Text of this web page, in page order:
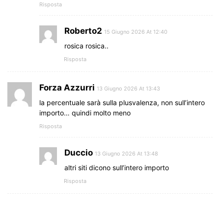
Risposta
Roberto2 15 Giugno 2026 At 12:40
rosica rosica..
Risposta
Forza Azzurri 13 Giugno 2026 At 13:43
la percentuale sarà sulla plusvalenza, non sull’intero
importo… quindi molto meno
Risposta
Duccio 13 Giugno 2026 At 13:48
altri siti dicono sull’intero importo
Risposta